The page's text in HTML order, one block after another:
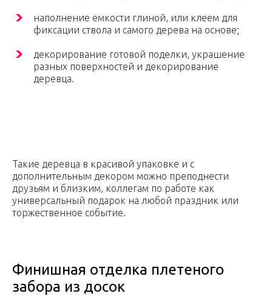
наполнение емкости глиной, или клеем для
фиксации ствола и самого дерева на основе;
декорирование готовой поделки, украшение
разных поверхностей и декорирование
деревца.
Такие деревца в красивой упаковке и с
дополнительным декором можно преподнести
друзьям и близким, коллегам по работе как
универсальный подарок на любой праздник или
торжественное событие.
Финишная отделка плетеного
забора из досок